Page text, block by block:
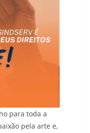
para toda a
pela arte e,